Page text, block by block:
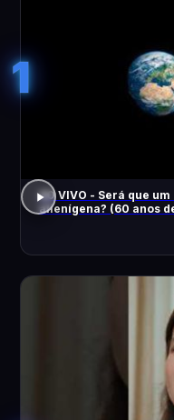
1
AO VIVO - Será que
alienígena? (60 anos